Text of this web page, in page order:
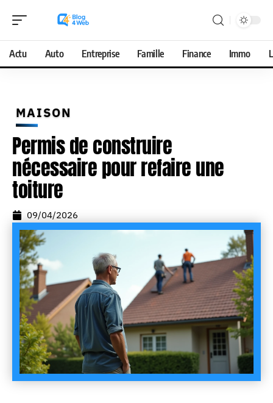
Actu Auto Entreprise Famille Finance Immo
MAISON
Permis de construire
nécessaire pour refaire une
toiture
09/04/2026